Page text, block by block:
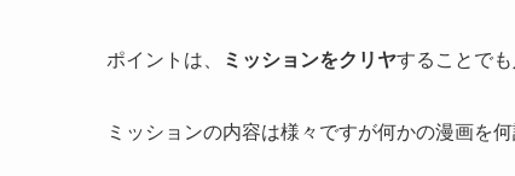
ポイントは、 ミッションをクリヤすることでも
ミッションの内容は様々ですが何かの漫画を